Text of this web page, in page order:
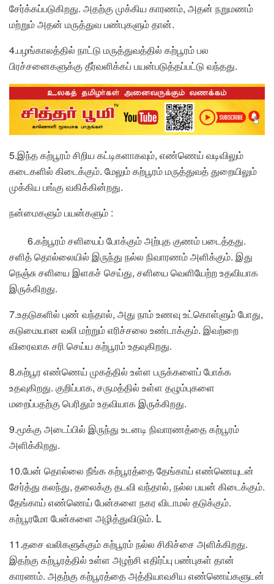
சேர்க்கப்படுகிறது. அதற்கு முக்கிய காரணம், அதன் நறுமணம்
மற்றும் அதன் மருத்துவ பண்புகளும் தான்.
4.பழங்காலத்தில் நாட்டு மருத்துவத்தில் கற்பூரம் பல
பிரச்சனைகளுக்கு தீர்வளிக்கப் பயன்படுத்தப்பட்டு வந்தது.
5.இந்த கற்பூரம் சிறிய கட்டிகளாகவும், எண்ணெய் வடிவிலும்
கடைகளில் கிடைக்கும். மேலும் கற்பூரம் மருத்துவத் துறையிலும்
முக்கிய பங்கு வகிக்கின்றது.
நன்மைகளும் பயன்களும் :
6.கற்பூரம் சளியைப் போக்கும் அற்புத குணம் படைத்தது.
சளித் தொல்லையில் இருந்து நல்ல நிவாரணம் அளிக்கும். இது
நெஞ்சு சளியை இளகச் செய்து, சளியை வெளியேற்ற உதவியாக
இருக்கிறது.
7.உதடுகளில் புண் வந்தால், அது நாம் உணவு உட்கொள்ளும் போது,
கடுமையான வலி மற்றும் எரிச்சலை உண்டாக்கும். இவற்றை
விரைவாக சரி செய்ய கற்பூரம் உதவுகிறது.
8.கற்பூர எண்ணெய் முகத்தில் உள்ள பருக்களைப் போக்க
உதவுகிறது. குறிப்பாக, சருமத்தில் உள்ள தழும்புகளை
மறைப்பதற்கு பெரிதும் உதவியாக இருக்கிறது.
9.மூக்கு அடைப்பில் இருந்து உடனடி நிவாரணத்தை கற்பூரம்
அளிக்கிறது.
10.பேன் தொல்லை நீங்க கற்பூரத்தை தேங்காய் எண்ணெயுடன்
சேர்த்து கலந்து, தலைக்கு தடவி வந்தால், நல்ல பயன் கிடைக்கும்.
தேங்காய் எண்ணெய் பேன்களை நகர விடாமல் தடுக்கும்.
கற்பூரமோ பேன்களை அழித்துவிடும். L
11.தசை வலிகளுக்கும் கற்பூரம் நல்ல சிகிச்சை அளிக்கிறது.
இதற்கு கற்பூரத்தில் உள்ள அழற்சி எதிர்ப்பு பண்புகள் தான்
காரணம். அதற்கு கற்பூரத்தை அத்தியாவசிய எண்ணெய்களுடன்